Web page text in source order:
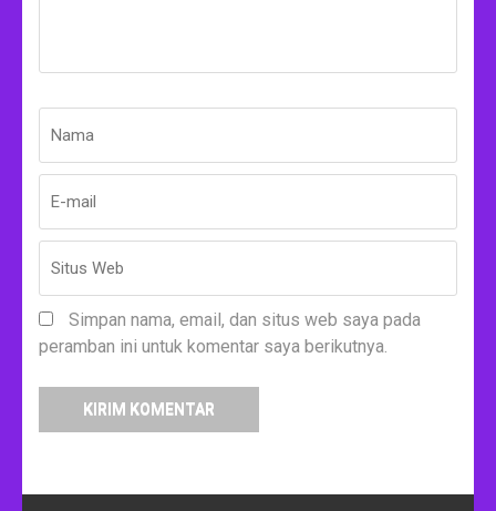
Simpan nama, email, dan situs web saya pada
peramban ini untuk komentar saya berikutnya.